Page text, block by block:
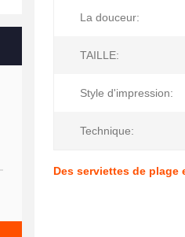
La douceur:
TAILLE:
Style d'impression:
Technique:
Des serviettes de